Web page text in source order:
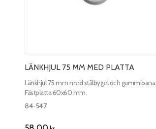
LÄNKHJUL 75 MM MED PLATTA
Länkhjul 75 mm med stålbygel och gummibana.
Fästplatta 60x60 mm.
84-547